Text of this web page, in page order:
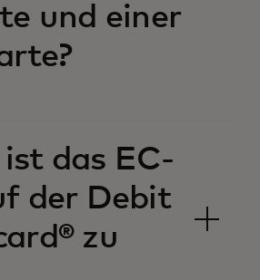
und einer
das EC-
der Debit
zu